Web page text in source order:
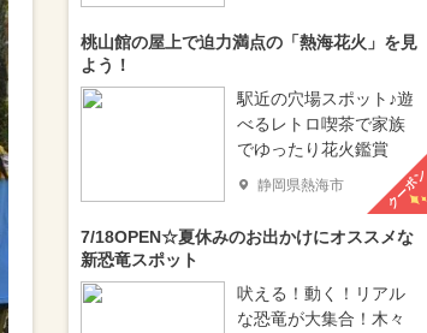
桃山館の屋上で迫力満点の「熱海花火」を見
よう！
駅近の穴場スポット♪遊
べるレトロ喫茶で家族
でゆったり花火鑑賞
静岡県熱海市 クーポン
7/18OPEN☆夏休みのお出かけにオススメな
新恐竜スポット
吠える！動く！リアル
な恐竜が大集合！木々